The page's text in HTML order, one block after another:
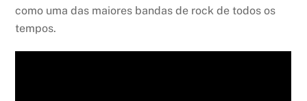
como uma das maiores bandas de rock de todos os
tempos.